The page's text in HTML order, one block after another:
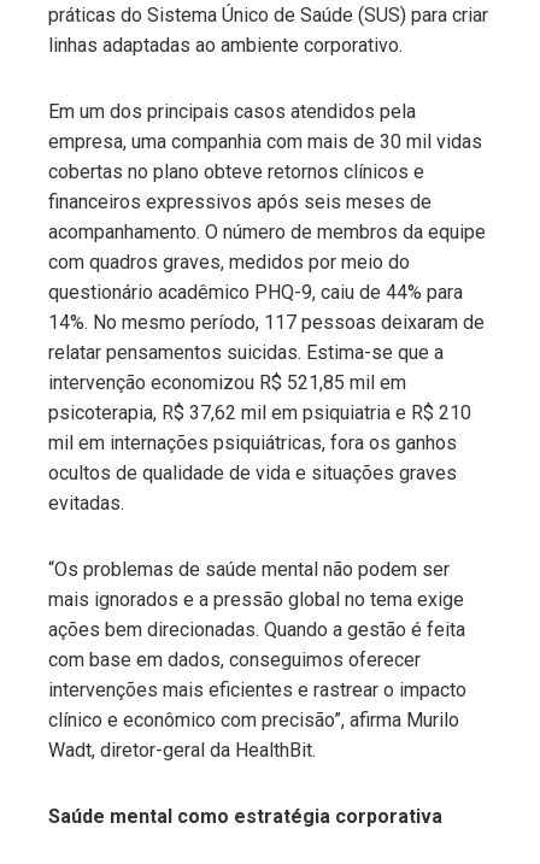
práticas do Sistema Único de Saúde (SUS) para criar
linhas adaptadas ao ambiente corporativo.
Em um dos principais casos atendidos pela
empresa, uma companhia com mais de 30 mil vidas
cobertas no plano obteve retornos clínicos e
financeiros expressivos após seis meses de
acompanhamento. O número de membros da equipe
com quadros graves, medidos por meio do
questionário acadêmico PHQ-9, caiu de 44% para
14%. No mesmo período, 117 pessoas deixaram de
relatar pensamentos suicidas. Estima-se que a
intervenção economizou R$ 521,85 mil em
psicoterapia, R$ 37,62 mil em psiquiatria e R$ 210
mil em internações psiquiátricas, fora os ganhos
ocultos de qualidade de vida e situações graves
evitadas.
“Os problemas de saúde mental não podem ser
mais ignorados e a pressão global no tema exige
ações bem direcionadas. Quando a gestão é feita
com base em dados, conseguimos oferecer
intervenções mais eficientes e rastrear o impacto
clínico e econômico com precisão”, afirma Murilo
Wadt, diretor-geral da HealthBit.
Saúde mental como estratégia corporativa